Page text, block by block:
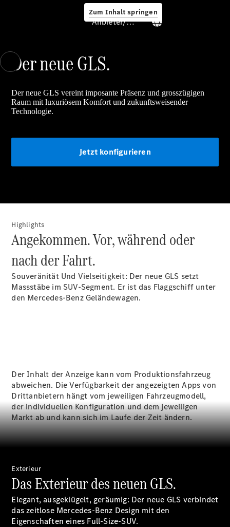
Zum Inhalt springen
Service &
Zubehör
Servicetermin
Extras
Ladelösungen
Räder &
Reparatur
&
Garantie
Übersicht
Reparatur
Service &
Garantie
Rückrufe
Ersatzteile
Accessories
Digitale
Anbieter/Datenschutz
Der neue GLS.
Der neue GLS vereint imposante Präsenz und grosszügigen
Raum mit luxuriösem Komfort und zukunftsweisender
Technologie.
Jetzt konfigurieren
Highlights
Angekommen. Vor, während oder
nach der Fahrt.
Souveränität Und Vielseitigkeit: Der neue GLS setzt
Massstäbe im SUV-Segment. Er ist das Flaggschiff unter
den Mercedes-Benz Geländewagen.
Der Inhalt der Anzeige kann vom Produktionsfahrzeug
abweichen. Die Verfügbarkeit der angezeigten Apps von
Drittanbietern hängt vom jeweiligen Fahrzeugmodell,
der individuellen Konfiguration und dem jeweiligen
Markt ab und kann sich im Laufe der Zeit ändern.
Exterieur
Das Exterieur des neuen GLS.
Elegant, ausgeklügelt, geräumig: Der neue GLS verbindet
das zeitlose Mercedes-Benz Design mit den
Eigenschaften eines Full-Size-SUV.